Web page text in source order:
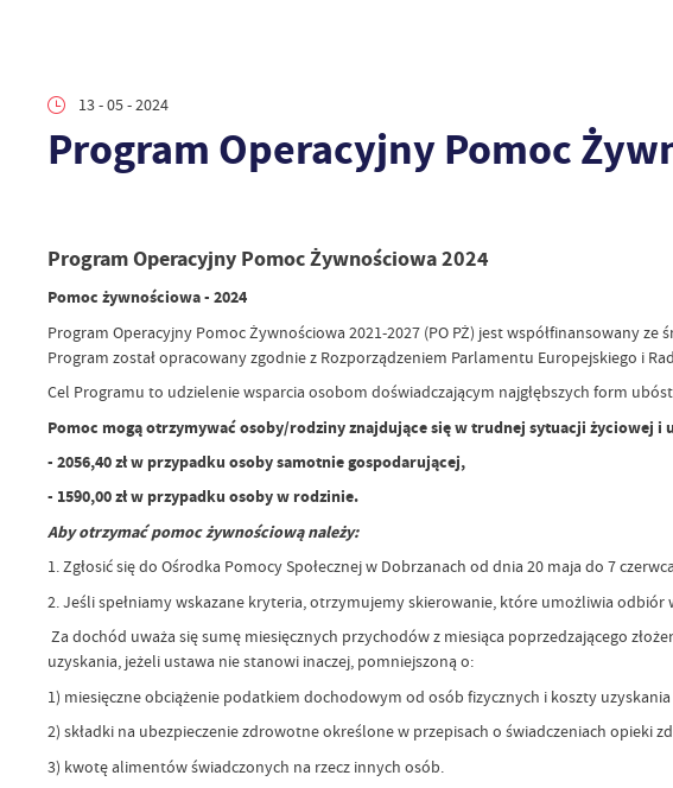
13 - 05 - 2024
Program Operacyjny Pomoc
Program Operacyjny Pomoc Żywnościowa 2024
Pomoc żywnościowa - 2024
Program Operacyjny Pomoc Żywnościowa 2021-2027 (PO PŻ) jest współfinansowany
Program został opracowany zgodnie z Rozporządzeniem Parlamentu Europejskiego i
Cel Programu to udzielenie wsparcia osobom doświadczającym najgłębszych form
Pomoc mogą otrzymywać osoby/rodziny znajdujące się w trudnej sytuacji życiowej i
- 2056,40 zł w przypadku osoby samotnie gospodarującej,
- 1590,00 zł w przypadku osoby w rodzinie.
Aby otrzymać pomoc żywnościową należy:
1. Zgłosić się do Ośrodka Pomocy Społecznej w Dobrzanach od dnia 20 maja do 7
2. Jeśli spełniamy wskazane kryteria, otrzymujemy skierowanie, które umożliwia odbiór
Za dochód uważa się sumę miesięcznych przychodów z miesiąca poprzedzającego
uzyskania, jeżeli ustawa nie stanowi inaczej, pomniejszoną o:
1) miesięczne obciążenie podatkiem dochodowym od osób fizycznych i koszty
2) składki na ubezpieczenie zdrowotne określone w przepisach o świadczeniach
3) kwotę alimentów świadczonych na rzecz innych osób.